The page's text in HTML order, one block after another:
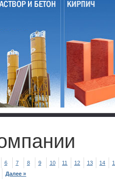
6 7 8 9 10 11 12 13 14
Далее »